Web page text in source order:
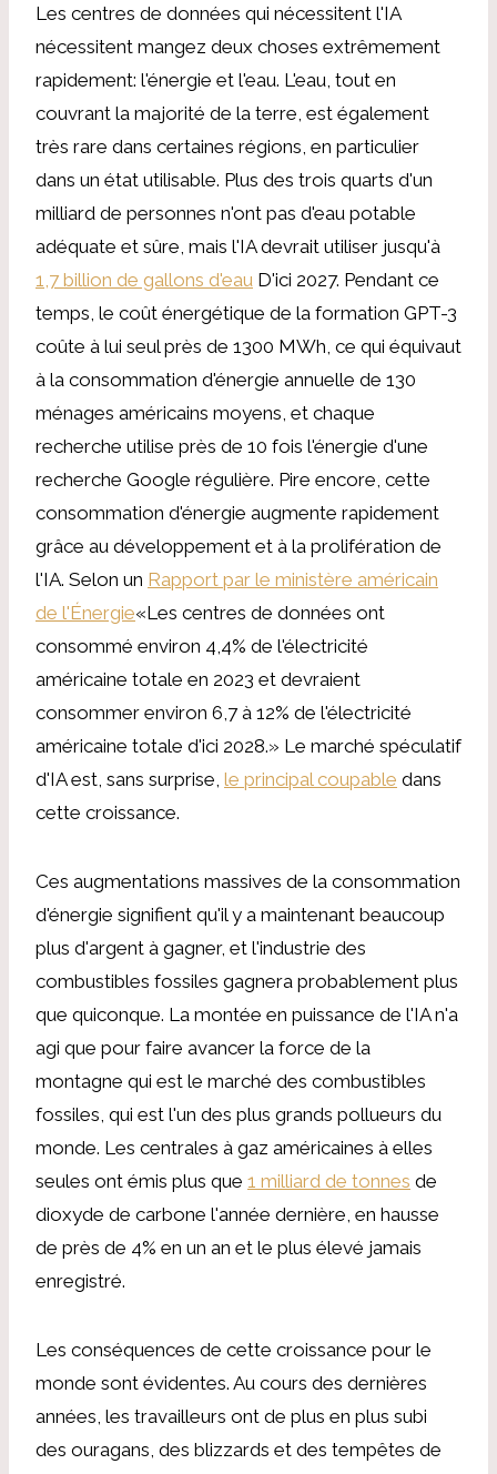
Les centres de données qui nécessitent l'IA
nécessitent mangez deux choses extrêmement
rapidement: l'énergie et l'eau. L'eau, tout en
couvrant la majorité de la terre, est également
très rare dans certaines régions, en particulier
dans un état utilisable. Plus des trois quarts d'un
milliard de personnes n'ont pas d'eau potable
adéquate et sûre, mais l'IA devrait utiliser jusqu'à
1,7 billion de gallons d'eau D'ici 2027. Pendant ce
temps, le coût énergétique de la formation GPT-3
coûte à lui seul près de 1300 MWh, ce qui équivaut
à la consommation d'énergie annuelle de 130
ménages américains moyens, et chaque
recherche utilise près de 10 fois l'énergie d'une
recherche Google régulière. Pire encore, cette
consommation d'énergie augmente rapidement
grâce au développement et à la prolifération de
l'IA. Selon un Rapport par le ministère américain
de l'Énergie«Les centres de données ont
consommé environ 4,4% de l'électricité
américaine totale en 2023 et devraient
consommer environ 6,7 à 12% de l'électricité
américaine totale d'ici 2028.» Le marché spéculatif
d'IA est, sans surprise, le principal coupable dans
cette croissance.
Ces augmentations massives de la consommation
d'énergie signifient qu'il y a maintenant beaucoup
plus d'argent à gagner, et l'industrie des
combustibles fossiles gagnera probablement plus
que quiconque. La montée en puissance de l'IA n'a
agi que pour faire avancer la force de la
montagne qui est le marché des combustibles
fossiles, qui est l'un des plus grands pollueurs du
monde. Les centrales à gaz américaines à elles
seules ont émis plus que 1 milliard de tonnes de
dioxyde de carbone l'année dernière, en hausse
de près de 4% en un an et le plus élevé jamais
enregistré.
Les conséquences de cette croissance pour le
monde sont évidentes. Au cours des dernières
années, les travailleurs ont de plus en plus subi
des ouragans, des blizzards et des tempêtes de